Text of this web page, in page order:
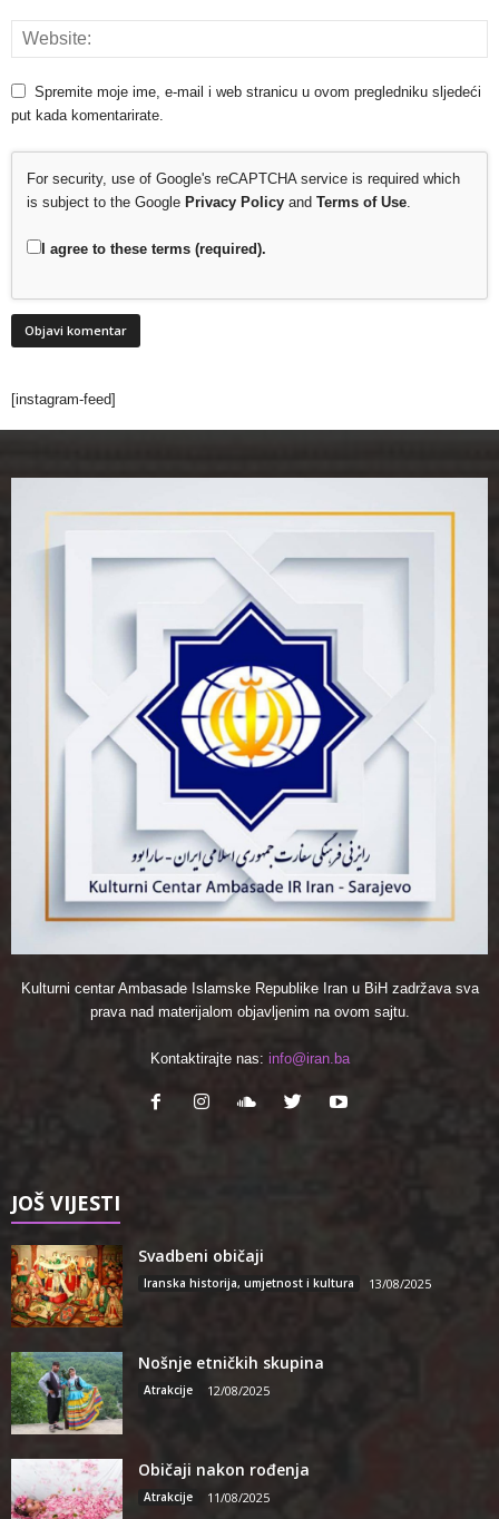
Spremite moje ime, e-mail i web stranicu u ovom pregledniku sljedeći
put kada komentarirate.
For security, use of Google's reCAPTCHA service is required which
is subject to the Google Privacy Policy and Terms of Use
I agree to these terms (required).
[instagram-feed]
Kulturni centar Ambasade Islamske Republike Iran u BiH zadržava sva
prava nad materijalom objavljenim na ovom sajtu.
Kontaktirajte nas: info@iran.ba
JOŠ VIJESTI
Svadbeni običaji
Iranska historija, umjetnost i kultura 13/08/2025
Nošnje etničkih skupina
Atrakcije 12/08/2025
Običaji nakon rođenja
Atrakcije 11/08/2025